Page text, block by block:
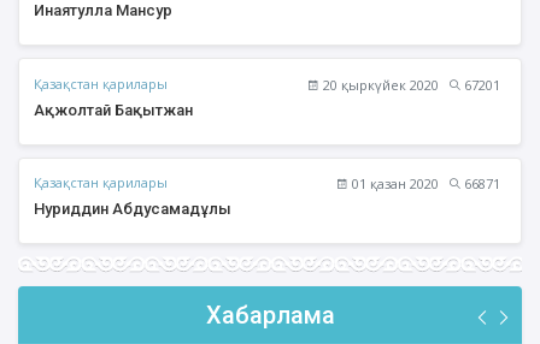
Инаятулла Мансур
Қазақстан қарилары 20 қыркүйек 2020
67201
Ақжолтай Бақытжан
Қазақстан қарилары 01 қазан 2020
66871
Нуриддин Абдусамадұлы
Хабарлама